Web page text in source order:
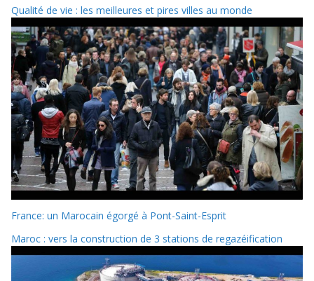
Qualité de vie : les meilleures et pires villes au monde
France: un Marocain égorgé à Pont-Saint-Esprit
Maroc : vers la construction de 3 stations de regazéification